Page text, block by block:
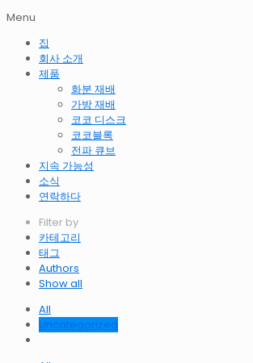
Menu
집
회사 소개
제품
화분 재배
가방 재배
코코 디스크
코코블록
전파 큐브
지속 가능성
소식
연락하다
Filter by
카테고리
태그
Authors
Show all
All
Uncategorized